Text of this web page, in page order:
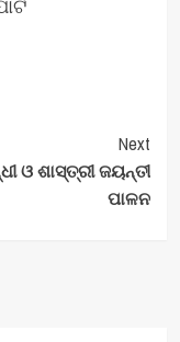
Next
ଓ ଶାସ୍ତ୍ରୀ ଜୟନ୍ତୀ
ପାଳନ